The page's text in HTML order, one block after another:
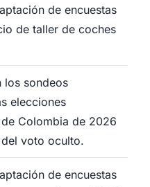
de encuestas
de taller de coches
los sondeos
elecciones
Colombia de 2026
voto oculto.
de encuestas